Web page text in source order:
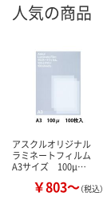
人気の商品
アスクルオリジナル
ラミネートフィルム
A3サイズ 100μ…
￥803～（税込）